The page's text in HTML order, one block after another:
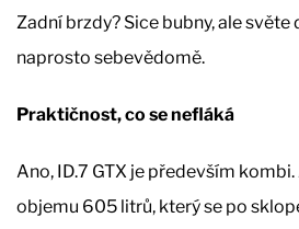
Zadní brzdy? Sice bubny, ale světe
naprosto sebevědomě.
Praktičnost, co se nefláká
Ano, ID.7 GTX je především
objemu 605 litrů, který se po